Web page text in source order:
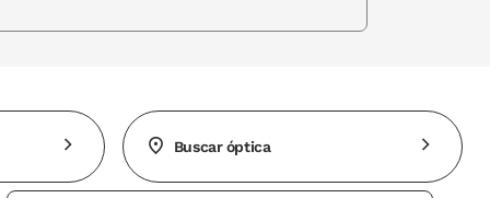
Buscar óptica